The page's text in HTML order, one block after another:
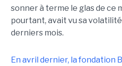
sonner à terme le glas de ce
pourtant, avait vu sa
derniers mois.
En avril dernier, la fondation